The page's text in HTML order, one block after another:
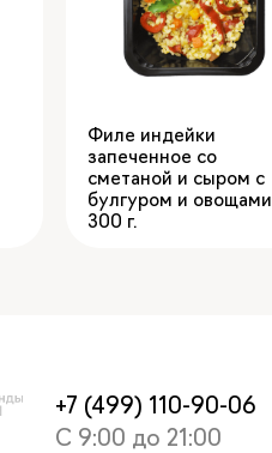
Филе индейки
запеченное со
сметаной и сыром с
булгуром и овощами
300
+7 (499) 110-90-06
С 9:00 до 21:00